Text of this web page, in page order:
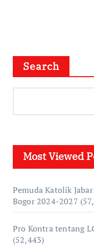
Search
Most Viewed
Pemuda Katolik
Bogor 2024-2027
Pro Kontra tentang
(52,443)